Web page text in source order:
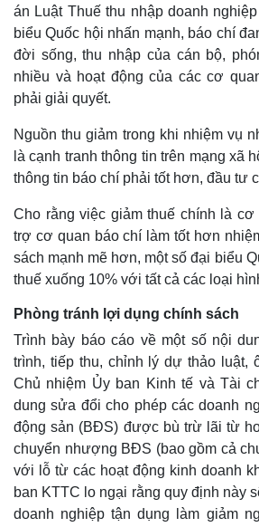
Kinh tế
Bất động sản
Khởi nghiệp
Thị
Giá
Tiêu
án Luật Thuế thu nhập doanh
biểu Quốc hội nhấn mạnh, báo chí
đời sống, thu nhập của cán bộ,
nhiều và hoạt động của các cơ
phải giải quyết.
Nguồn thu giảm trong khi nhiệm vụ
là cạnh tranh thông tin trên mạng xã
thông tin báo chí phải tốt hơn, đầu tư
Cho rằng việc giảm thuế chính là
trợ cơ quan báo chí làm tốt hơn
sách mạnh mẽ hơn, một số đại biểu
thuế xuống 10% với tất cả các loại
Phòng tránh lợi dụng chính sách
Trình bày báo cáo về một số nội
trình, tiếp thu, chỉnh lý dự thảo luật,
Chủ nhiệm Ủy ban Kinh tế và Tài
dung sửa đổi cho phép các doanh
động sản (BĐS) được bù trừ lãi từ
chuyển nhượng BĐS (bao gồm cả
với lỗ từ các hoạt động kinh doanh
ban KTTC lo ngại rằng quy định này
doanh nghiệp tận dụng làm giảm